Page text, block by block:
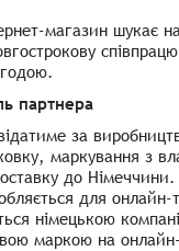
магазин шукає
партнера
за
маркування з
до Німеччини.
для онлайн-
німецькою
маркою на онлайн-